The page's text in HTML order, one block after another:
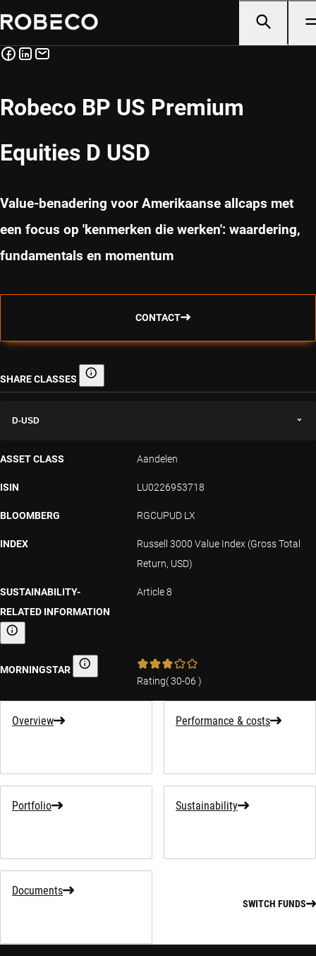
Robeco BP US Premium
Equities D USD
Value-benadering voor Amerikaanse allcaps met
een focus op 'kenmerken die werken': waardering,
fundamentals en momentum
CONTACT
SHARE CLASSES Share classes
D-USD
ASSET CLASS Aandelen
ISIN LU0226953718
BLOOMBERG RGCUPUD LX
INDEX
Russell 3000 Value Index (Gross Total
Return, USD)
SUSTAINABILITY-
RELATED INFORMATION
Sustainability-related information
Article 8
MORNINGSTAR Morningstar
Rating(30-06 )
Overview Performance & costs
Portfolio Sustainability
Documents
SWITCH FUNDS